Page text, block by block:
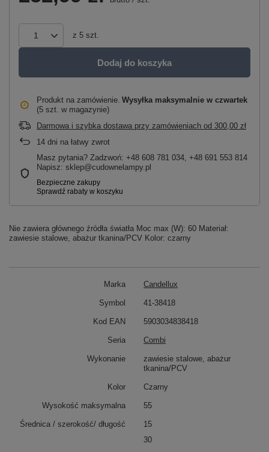
z 5 szt.
Dodaj do koszyka
Produkt na zamówienie Wysyłka maksymalnie w czwartek
(5 szt. w magazynie)
Darmowa i szybka dostawa przy zamówieniach od 300,00 zł
14 dni na łatwy zwrot
Masz pytania? Zadzwoń: +48 608 781 034, +48 691 553 814
Napisz: sklep@cudownelampy.pl
Nie zawiera głównego źródła światła Moc max (W): 60 Materiał:
zawiesie stalowe, abażur tkanina/PCV Kolor: czarny
Marka Candellux
Symbol 41-38418
Kod EAN 5903034838418
Seria Combi
Wykonanie
zawiesie stalowe, abażur
tkanina/PCV
Kolor Czarny
Wysokość maksymalna 55
Średnica / szerokość/ długość
15
30